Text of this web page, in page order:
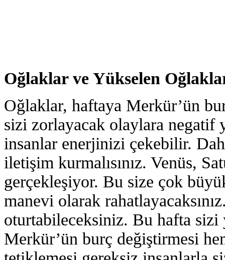
Oğlaklar ve Yükselen
Oğlaklar, haftaya Merkür’ün
sizi zorlayacak olaylara negatif
insanlar enerjinizi çekebilir.
iletişim kurmalısınız. Venüs,
gerçekleşiyor. Bu size çok
manevi olarak
oturtabileceksiniz. Bu hafta sizi
Merkür’ün burç değiştirmesi